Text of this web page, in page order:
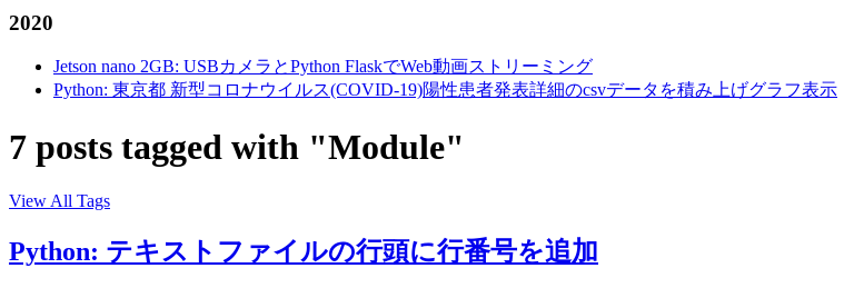
2020
Jetson nano 2GB: USBカメラとPython FlaskでWeb動画ストリーミング
Python: 東京都 新型コロナウイルス(COVID-19)陽性患者発表詳細のcsvデータを積み上げグラフ表示
7 posts tagged with "Module"
View All Tags
Python: テキストファイルの行頭に行番号を追加